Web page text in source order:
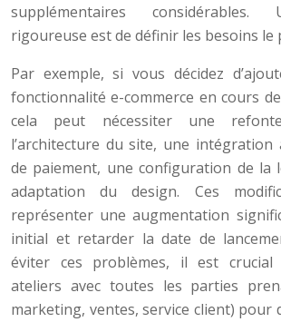
supplémentaires considérables.
rigoureuse est de définir les besoins le
Par exemple, si vous décidez
fonctionnalité e-commerce en cours
cela peut nécessiter une
l’architecture du site, une intégration
de paiement, une configuration de la
adaptation du design. Ces
représenter une augmentation
initial et retarder la date de
éviter ces problèmes, il est crucial
ateliers avec toutes les parties
marketing, ventes, service client) pour